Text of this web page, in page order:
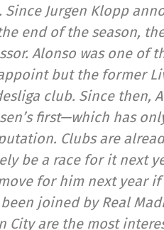
Since Jurgen Klopp
end of the season,
Alonso was one of
but the former
club. Since then,
first—which has
Clubs are
be a race for it next
for him next year
joined by Real
City are the most